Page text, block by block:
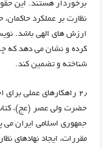
برخوردار هستند. این
نظارت بر عملکرد
ارزش های الهی باشد.
کرده و نشان می دهد که
شناخته و تضمین کند.
۲٫ راهکارهای عملی
حضرت ولی عصر (عج)، کتاب
جمهوری اسلامی ایران می
مقررات، ایجاد نهادهای